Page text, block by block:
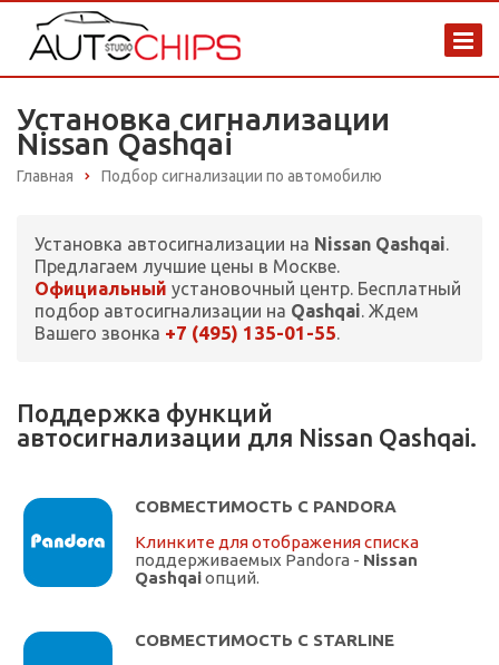
Установка сигнализации
Nissan Qashqai
Главная Подбор сигнализации по автомобилю
Установка автосигнализации на Nissan Qashqai.
Предлагаем лучшие цены в Москве.
Официальный установочный центр. Бесплатный
подбор автосигнализации на Qashqai. Ждем
Вашего звонка +7 (495) 135-01-55.
Поддержка функций
автосигнализации для Nissan Qashqai.
СОВМЕСТИМОСТЬ С PANDORA
Клинките для отображения списка
поддерживаемых Pandora - Nissan
Qashqaiопций.
СОВМЕСТИМОСТЬ С STARLINE